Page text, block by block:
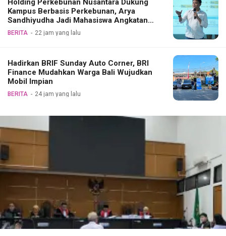
Holding Perkebunan Nusantara Dukung
Kampus Berbasis Perkebunan, Arya
Sandhiyudha Jadi Mahasiswa Angkatan
Pertama Magister ITSI
BERITA 22 jam yang lalu
Hadirkan BRIF Sunday Auto Corner, BRI
Finance Mudahkan Warga Bali Wujudkan
Mobil Impian
BERITA 24 jam yang lalu